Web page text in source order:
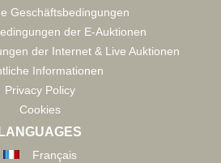
Geschäftsbedingungen
der E-Auktionen
der Internet & Live Auktionen
Informationen
Privacy Policy
Cookies
LANGUAGES
Français